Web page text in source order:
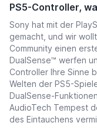
PS5-Controller,
Sony hat mit der
gemacht, und wir
Community einen
DualSense™ werfen
Controller Ihre Sinne
Welten der PS5-
DualSense-
AudioTech Tempest
des Eintauchens